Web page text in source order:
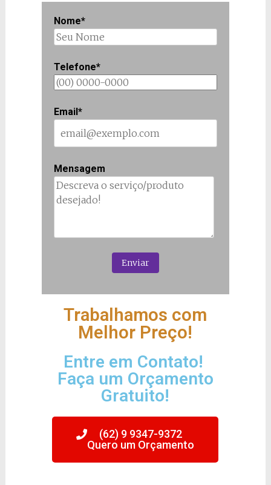
Nome*
Telefone*
Email*
Mensagem
Trabalhamos com
Melhor Preço!
Entre em Contato!
Faça um Orçamento
Gratuito!
(62) 9 9347-9372
Quero um Orçamento